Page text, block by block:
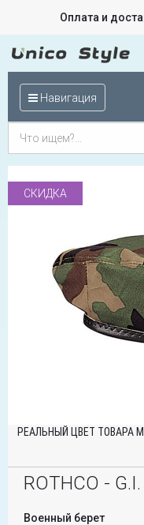
Оплата и
Навигация
СКИДКА
РЕАЛЬНЫЙ ЦВЕТ ТОВАРА
ROTHCO -
Военный берет